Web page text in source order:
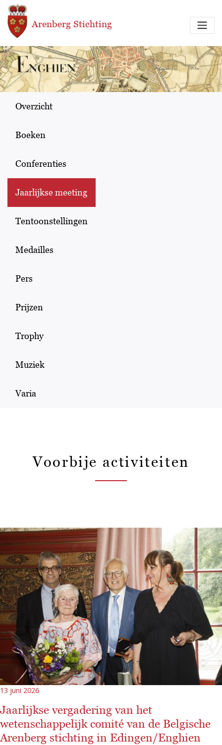
Overslaan en naar de inhoud gaan
Arenberg Stichting
Overzicht
Boeken
Conferenties
Jaarlijkse meeting
Tentoonstellingen
Medailles
Pers
Prijzen
Trophy
Muziek
Varia
Voorbije activiteiten
13 juni 2026
Jaarlijkse vergadering van het
wetenschappelijk comité van de Belgische
Arenberg stichting in Edingen/Enghien